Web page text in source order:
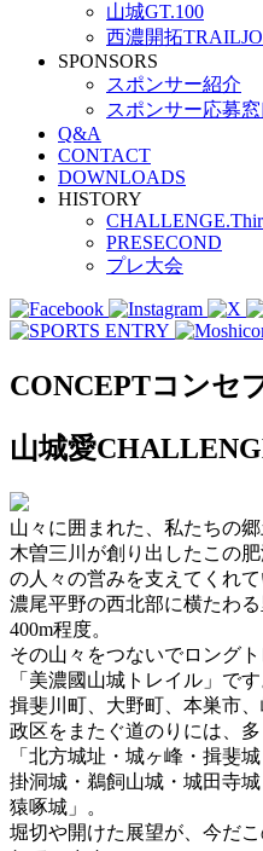
山城GT.100
西濃開拓
SPONSORS
スポンサー紹介
スポンサー応募窓
Q&A
CONTACT
DOWNLOADS
HISTORY
PRESECOND
プレ大会
CONCEPTコンセ
山城愛
山々に囲まれた、私たちの郷
木曽三川が創り出したこの
の人々の営みを支えてくれて
濃尾平野の西北部に横たわ
400m程度。
その山々をつないでロング
「美濃國山城トレイル」です
揖斐川町、大野町、本巣市
政区をまたぐ道のりには、
「北方城址・城ヶ峰・揖斐
掛洞城・鵜飼山城・城田寺
猿啄城」。
堀切や開けた展望が、今だ